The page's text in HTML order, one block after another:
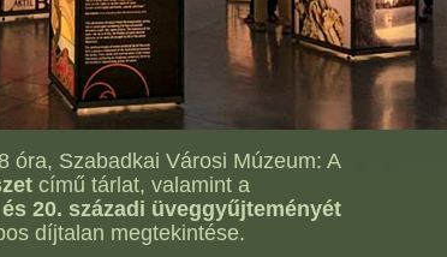
óra, Szabadkai Városi Múzeum: A
című tárlat, valamint a
20. századi üveggyűjteményét
díjtalan megtekintése.